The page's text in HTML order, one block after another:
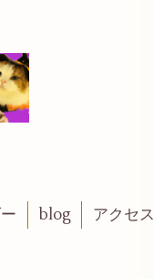
blog アクセス